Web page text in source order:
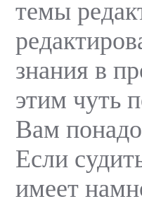
темы
знания в
этим чуть
Вам
Если
имеет